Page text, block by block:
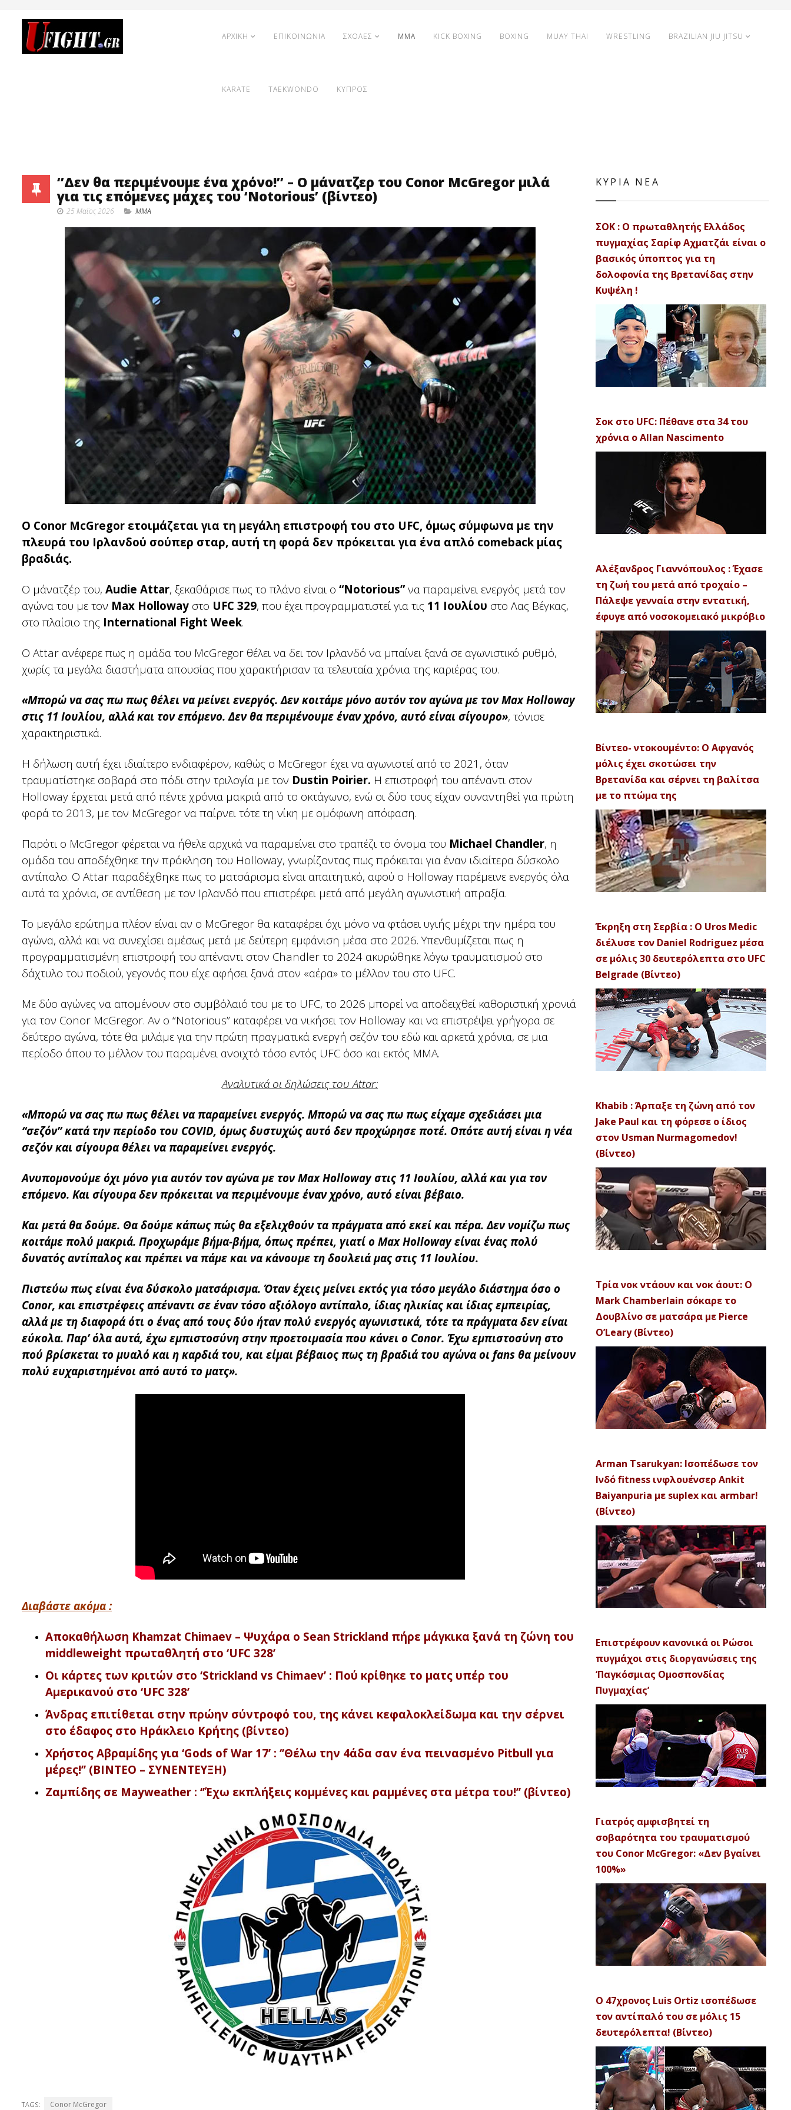
ΑΡΧΙΚΗ ΕΠΙΚΟΙΝΩΝΙΑ ΣΧΟΛΕΣ MMA KICK BOXING BOXING MUAY THAI WRESTLING BRAZILIAN JIU JITSU
KARATE TAEKWONDO ΚΥΠΡΟΣ
‘’Δεν θα περιμένουμε ένα χρόνο!’’ – Ο μάνατζερ του Conor McGregor μιλά
για τις επόμενες μάχες του ‘Notorious’ (βίντεο)
25 Μαϊος 2026 MMA
Ο Conor McGregor ετοιμάζεται για τη μεγάλη επιστροφή του στο UFC, όμως σύμφωνα με την
πλευρά του Ιρλανδού σούπερ σταρ, αυτή τη φορά δεν πρόκειται για ένα απλό comeback μίας
βραδιάς.
Ο μάνατζέρ του, Audie Attar, ξεκαθάρισε πως το πλάνο είναι ο “Notorious” να παραμείνει ενεργός μετά τον
αγώνα του με τον Max Holloway στο UFC 329, που έχει προγραμματιστεί για τις 11 Ιουλίου στο Λας Βέγκας,
στο πλαίσιο της International Fight Week.
Ο Attar ανέφερε πως η ομάδα του McGregor θέλει να δει τον Ιρλανδό να μπαίνει ξανά σε αγωνιστικό ρυθμό,
χωρίς τα μεγάλα διαστήματα απουσίας που χαρακτήρισαν τα τελευταία χρόνια της καριέρας του.
«Μπορώ να σας πω πως θέλει να μείνει ενεργός. Δεν κοιτάμε μόνο αυτόν τον αγώνα με τον Max Holloway
στις 11 Ιουλίου, αλλά και τον επόμενο. Δεν θα περιμένουμε έναν χρόνο, αυτό είναι σίγουρο», τόνισε
χαρακτηριστικά.
Η δήλωση αυτή έχει ιδιαίτερο ενδιαφέρον, καθώς ο McGregor έχει να αγωνιστεί από το 2021, όταν
τραυματίστηκε σοβαρά στο πόδι στην τριλογία με τον Dustin Poirier. Η επιστροφή του απέναντι στον
Holloway έρχεται μετά από πέντε χρόνια μακριά από το οκτάγωνο, ενώ οι δύο τους είχαν συναντηθεί για πρώτη
φορά το 2013, με τον McGregor να παίρνει τότε τη νίκη με ομόφωνη απόφαση.
Παρότι ο McGregor φέρεται να ήθελε αρχικά να παραμείνει στο τραπέζι το όνομα του Michael Chandler, η
ομάδα του αποδέχθηκε την πρόκληση του Holloway, γνωρίζοντας πως πρόκειται για έναν ιδιαίτερα δύσκολο
αντίπαλο. Ο Attar παραδέχθηκε πως το ματσάρισμα είναι απαιτητικό, αφού ο Holloway παρέμεινε ενεργός όλα
αυτά τα χρόνια, σε αντίθεση με τον Ιρλανδό που επιστρέφει μετά από μεγάλη αγωνιστική απραξία.
Το μεγάλο ερώτημα πλέον είναι αν ο McGregor θα καταφέρει όχι μόνο να φτάσει υγιής μέχρι την ημέρα του
αγώνα, αλλά και να συνεχίσει αμέσως μετά με δεύτερη εμφάνιση μέσα στο 2026. Υπενθυμίζεται πως η
προγραμματισμένη επιστροφή του απέναντι στον Chandler το 2024 ακυρώθηκε λόγω τραυματισμού στο
δάχτυλο του ποδιού, γεγονός που είχε αφήσει ξανά στον «αέρα» το μέλλον του στο UFC.
Με δύο αγώνες να απομένουν στο συμβόλαιό του με το UFC, το 2026 μπορεί να αποδειχθεί καθοριστική χρονιά
για τον Conor McGregor. Αν ο “Notorious” καταφέρει να νικήσει τον Holloway και να επιστρέψει γρήγορα σε
δεύτερο αγώνα, τότε θα μιλάμε για την πρώτη πραγματικά ενεργή σεζόν του εδώ και αρκετά χρόνια, σε μια
περίοδο όπου το μέλλον του παραμένει ανοιχτό τόσο εντός UFC όσο και εκτός ΜΜΑ.
Αναλυτικά οι δηλώσεις του Attar:
«Μπορώ να σας πω πως θέλει να παραμείνει ενεργός. Μπορώ να σας πω πως είχαμε σχεδιάσει μια
“σεζόν” κατά την περίοδο του COVID, όμως δυστυχώς αυτό δεν προχώρησε ποτέ. Οπότε αυτή είναι η νέα
σεζόν και σίγουρα θέλει να παραμείνει ενεργός.
Ανυπομονούμε όχι μόνο για αυτόν τον αγώνα με τον Max Holloway στις 11 Ιουλίου, αλλά και για τον
επόμενο. Και σίγουρα δεν πρόκειται να περιμένουμε έναν χρόνο, αυτό είναι βέβαιο.
Και μετά θα δούμε. Θα δούμε κάπως πώς θα εξελιχθούν τα πράγματα από εκεί και πέρα. Δεν νομίζω πως
κοιτάμε πολύ μακριά. Προχωράμε βήμα-βήμα, όπως πρέπει, γιατί ο Max Holloway είναι ένας πολύ
δυνατός αντίπαλος και πρέπει να πάμε και να κάνουμε τη δουλειά μας στις 11 Ιουλίου.
Πιστεύω πως είναι ένα δύσκολο ματσάρισμα. Όταν έχεις μείνει εκτός για τόσο μεγάλο διάστημα όσο ο
Conor, και επιστρέφεις απέναντι σε έναν τόσο αξιόλογο αντίπαλο, ίδιας ηλικίας και ίδιας εμπειρίας,
αλλά με τη διαφορά ότι ο ένας από τους δύο ήταν πολύ ενεργός αγωνιστικά, τότε τα πράγματα δεν είναι
εύκολα. Παρ’ όλα αυτά, έχω εμπιστοσύνη στην προετοιμασία που κάνει ο Conor. Έχω εμπιστοσύνη στο
πού βρίσκεται το μυαλό και η καρδιά του, και είμαι βέβαιος πως τη βραδιά του αγώνα οι fans θα μείνουν
πολύ ευχαριστημένοι από αυτό το ματς».
Διαβάστε ακόμα :
Αποκαθήλωση Khamzat Chimaev – Ψυχάρα ο Sean Strickland πήρε μάγκικα ξανά τη ζώνη του
middleweight πρωταθλητή στο ‘UFC 328’
Οι κάρτες των κριτών στο ‘Strickland vs Chimaev’ : Πού κρίθηκε το ματς υπέρ του
Αμερικανού στο ‘UFC 328’
Άνδρας επιτίθεται στην πρώην σύντροφό του, της κάνει κεφαλοκλείδωμα και την σέρνει
στο έδαφος στο Ηράκλειο Κρήτης (βίντεο)
Χρήστος Αβραμίδης για ‘Gods of War 17’ : ‘’Θέλω την 4άδα σαν ένα πεινασμένο Pitbull για
μέρες!’’ (ΒΙΝΤΕΟ – ΣΥΝΕΝΤΕΥΞΗ)
Ζαμπίδης σε Mayweather : ‘’Έχω εκπλήξεις κομμένες και ραμμένες στα μέτρα του!’’ (βίντεο)
TAGS: Conor McGregor
ΚΥΡΙΑ ΝΕΑ
ΣΟΚ : Ο πρωταθλητής Ελλάδος
πυγμαχίας Σαρίφ Αχματζάι είναι ο
βασικός ύποπτος για τη
δολοφονία της Βρετανίδας στην
Κυψέλη !
Σοκ στο UFC: Πέθανε στα 34 του
χρόνια ο Allan Nascimento
Αλέξανδρος Γιαννόπουλος : Έχασε
τη ζωή του μετά από τροχαίο –
Πάλεψε γενναία στην εντατική,
έφυγε από νοσοκομειακό μικρόβιο
Βίντεο- ντοκουμέντο: Ο Αφγανός
μόλις έχει σκοτώσει την
Βρετανίδα και σέρνει τη βαλίτσα
με το πτώμα της
Έκρηξη στη Σερβία : Ο Uros Medic
διέλυσε τον Daniel Rodriguez μέσα
σε μόλις 30 δευτερόλεπτα στο UFC
Belgrade (Βίντεο)
Khabib : Άρπαξε τη ζώνη από τον
Jake Paul και τη φόρεσε ο ίδιος
στον Usman Nurmagomedov!
(Βίντεο)
Τρία νοκ ντάουν και νοκ άουτ: Ο
Mark Chamberlain σόκαρε το
Δουβλίνο σε ματσάρα με Pierce
O’Leary (Βίντεο)
Arman Tsarukyan: Ισοπέδωσε τον
Ινδό fitness ινφλουένσερ Ankit
Baiyanpuria με suplex και armbar!
(Βίντεο)
Επιστρέφουν κανονικά οι Ρώσοι
πυγμάχοι στις διοργανώσεις της
‘Παγκόσμιας Ομοσπονδίας
Πυγμαχίας’
Γιατρός αμφισβητεί τη
σοβαρότητα του τραυματισμού
του Conor McGregor: «Δεν βγαίνει
100%»
Ο 47χρονος Luis Ortiz ισοπέδωσε
τον αντίπαλό του σε μόλις 15
δευτερόλεπτα! (Βίντεο)